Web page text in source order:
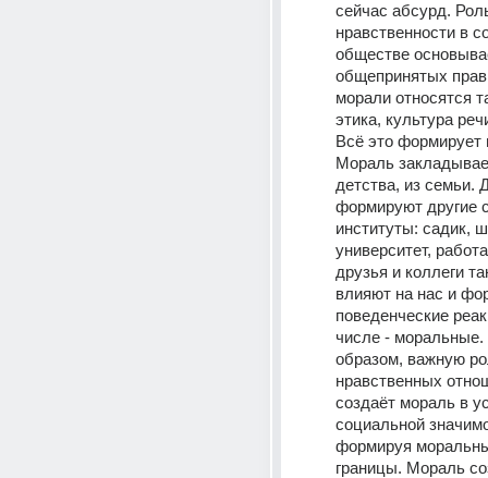
сейчас абсурд.
нравственности в
обществе
общепринятых
морали относятся
этика, культура
Всё это формирует
Мораль
детства, из семьи.
формируют другие
институты: садик,
университет,
друзья и коллеги
влияют на нас и
поведенческие
числе - моральные.
образом, важную
нравственных
создаёт мораль в
социальной
формируя
границы. Мораль